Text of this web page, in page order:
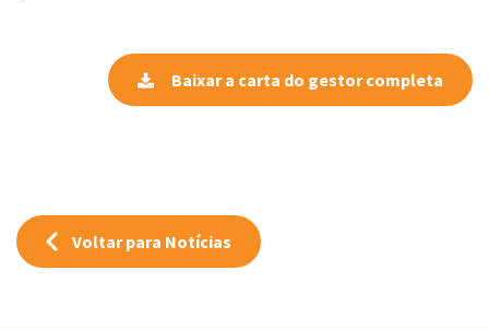
Baixar a carta do gestor completa
Voltar para Notícias